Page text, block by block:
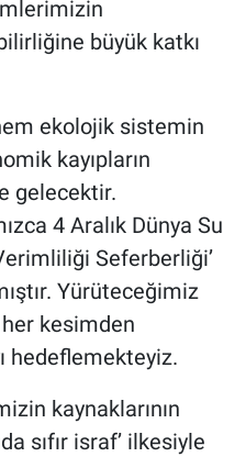
büyük katkı
ekolojik sistemin
kayıpların
gelecektir.
4 Aralık Dünya Su
Seferberliği’
Yürüteceğimiz
kesimden
hedeflemekteyiz.
kaynaklarının
sıfır israf’ ilkesiyle